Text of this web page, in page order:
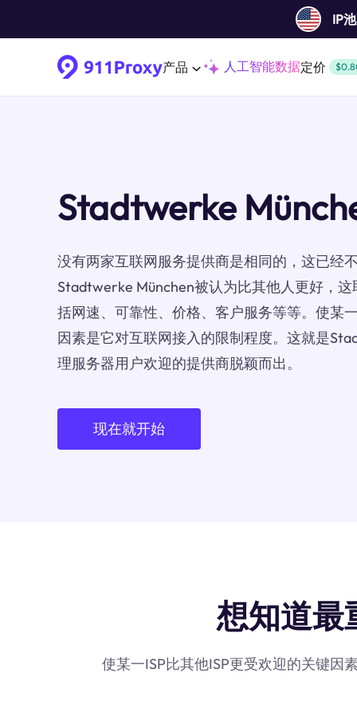
IP
产品 人工智能数据定价
Stadtwerke
没有两家互联网服务提供商是相同的，这已经
Stadtwerke München被认为比其他人更好，
括网速、可靠性、价格、客户服务等等。使某
因素是它对互联网接入的限制程度。这就是
理服务器用户欢迎的提供商脱颖而出。
现在就开始
想知道最
使某一ISP比其他ISP更受欢迎的关键